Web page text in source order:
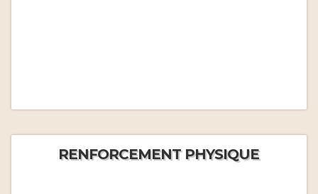
RENFORCEMENT PHYSIQUE